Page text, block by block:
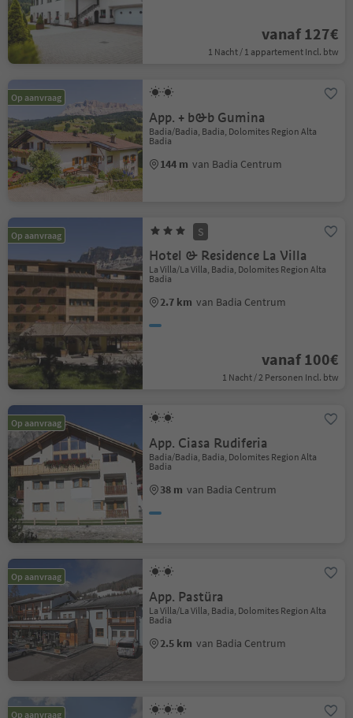
vanaf 127€
1 Nacht / 1 appartement Incl. btw
Op aanvraag
App. + b&b Gumina
Badia/Badia, Badia, Dolomites Region Alta
Badia
144 m van Badia Centrum
Op aanvraag S
Hotel & Residence La Villa
La Villa/La Villa, Badia, Dolomites Region Alta
Badia
2.7 km van Badia Centrum
vanaf 100€
1 Nacht / 2 Personen Incl. btw
Op aanvraag
App. Ciasa Rudiferia
Badia/Badia, Badia, Dolomites Region Alta
Badia
38 m van Badia Centrum
Op aanvraag
App. Pastüra
La Villa/La Villa, Badia, Dolomites Region Alta
Badia
2.5 km van Badia Centrum
Op aanvraag